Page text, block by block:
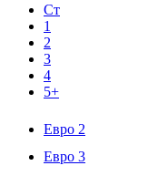
Ст
1
2
3
4
5+
Евро 2
Евро 3